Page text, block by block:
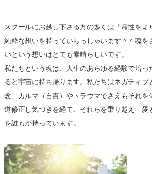
スクールにお越し下さる方の多くは「霊性をよ
純粋な想いを持っていらっしゃいます＾＾魂を
いという想いはとても素晴らしいです。
私たちという魂は、人生のあらゆる経験で培っ
ると宇宙に持ち帰ります。私たちはネガティブ
念、カルマ（自責）やトラウマでさえもそれを
道修正し気づきを経て、それらを乗り越え「愛
を誰もが持っています。